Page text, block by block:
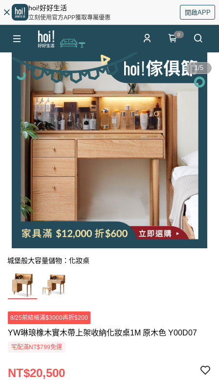
hoi!好好生活
立刻使用官方APP獲取專屬優惠
開啟APP
0
1/5
城堡般大容量儲物：化妝桌
8/25前結帳滿$3000再折$200
YW琳琅橡木實木帶上架收納化妝桌1M 原木色 Y00D07
宅配滿NT$799免運
NT$20,500